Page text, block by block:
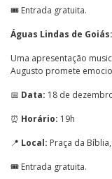
🎟️ Entrada gratuita.
Águas Lindas de
Uma apresentação
Augusto promete
📅 Data: 18 de
⏰ Horário: 19h
📍 Local: Praça da
🎟️ Entrada gratuita.